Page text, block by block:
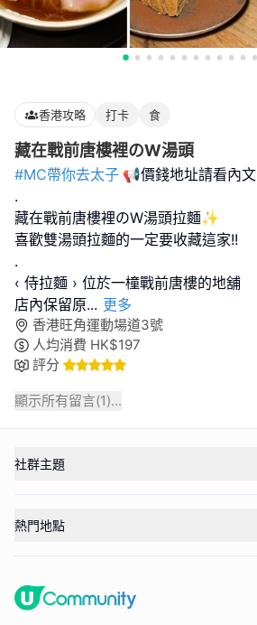
香港攻略 打卡 食
藏在戰前唐樓裡のW湯頭
#MC帶你去太子 📢價錢地址請看內文
.
藏在戰前唐樓裡のW湯頭拉麵✨
喜歡雙湯頭拉麵的一定要收藏這家!!
.
‹ 侍拉麵 › 位於一橦戰前唐樓的地舖
店內保留原... 更多
香港旺角運動場道3號
人均消費 HK$197
評分
顯示所有留言(1)...
社群主題
熱門地點